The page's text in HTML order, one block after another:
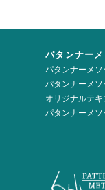
パタンナー
パタンナーメ
パタンナーメ
オリジナルテ
パタンナーメソ